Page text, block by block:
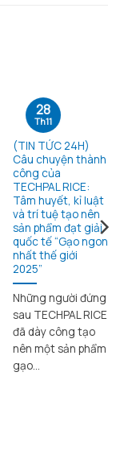
(TIN TỨC 24H)
Câu chuyện thành
công của
TECHPAL RICE:
Tâm huyết, kỉ luật
và trí tuệ tạo nên
sản phẩm đạt giải
quốc tế “Gạo ngon
nhất thế giới
2025”
Những người đứng
sau TECHPAL RICE
đã dày công tạo
nên một sản phẩm
gạo...
28
Th11